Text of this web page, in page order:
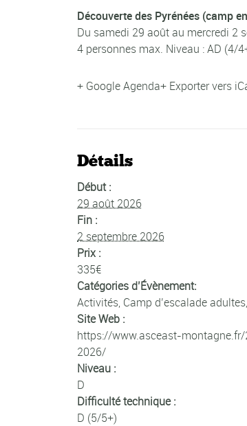
Découverte des Pyrénées (camp
Du samedi 29 août au mercredi 2
4 personnes max. Niveau : AD (4/
+ Google Agenda+ Exporter vers
Détails
Début :
29 août 2026
Fin :
2 septembre 2026
Prix :
335€
Catégories d’Évènement:
Activités, Camp d’escalade adultes,
Site Web :
https://www.asceast-
2026/
Niveau :
D
Difficulté technique :
D (5/5+)